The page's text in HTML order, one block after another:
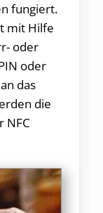
fungiert.
mit Hilfe
oder
oder
das
die
NFC